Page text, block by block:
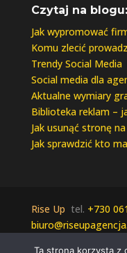
Czytaj na blogu:
Jak wypromować
Komu zlecić
Trendy Social
Social media dla
Aktualne wymiary
Biblioteka reklam –
Jak usunąć stronę
Jak sprawdzić kto
Rise Up tel. +730
Wszelkie prawa
Ta strona korzysta z